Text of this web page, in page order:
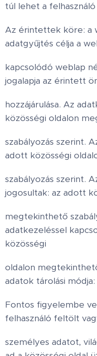
túl lehet a
Az érintettek köre: a
adatgyűjtés célja a
kapcsolódó weblap
jogalapja az érintett
hozzájárulása. Az
közösségi oldalon
szabályozás szerint.
adott közösségi
szabályozás szerint.
jogosultak: az adott
megtekinthető
adatkezeléssel
közösségi
oldalon
adatok tárolási
Fontos figyelembe
felhasználó feltölt
személyes adatot,